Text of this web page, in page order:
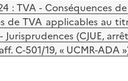
: TVA - Conséquences
de TVA applicables au
(CJUE,
C-501/19, « UCMR-ADA